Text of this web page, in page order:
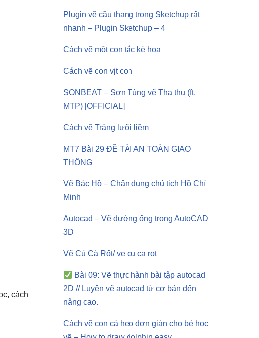
cách
Plugin vẽ cầu thang trong Sketchup rất
nhanh – Plugin Sketchup – 4
Cách vẽ một con tắc kè hoa
Cách vẽ con vịt con
SONBEAT – Sơn Tùng vẽ Tha thu (ft.
MTP) [OFFICIAL]
Cách vẽ Trăng lưỡi liềm
MT7 Bài 29 ĐỀ TÀI AN TOÀN GIAO
THÔNG
Vẽ Bác Hồ – Chân dung chủ tịch Hồ Chí
Minh
Autocad – Vẽ đường ống trong AutoCAD
3D
Vẽ Củ Cà Rốt/ ve cu ca rot
Bài 09: Vẽ thực hành bài tập autocad
2D // Luyện vẽ autocad từ cơ bản đến
nâng cao.
Cách vẽ con cá heo đơn giản cho bé học